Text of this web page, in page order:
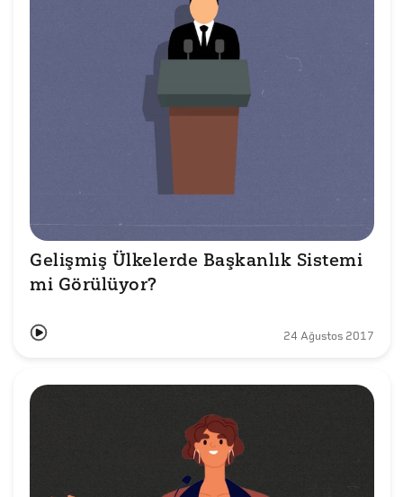
Gelişmiş Ülkelerde Başkanlık Sistemi
24 Ağustos 2017